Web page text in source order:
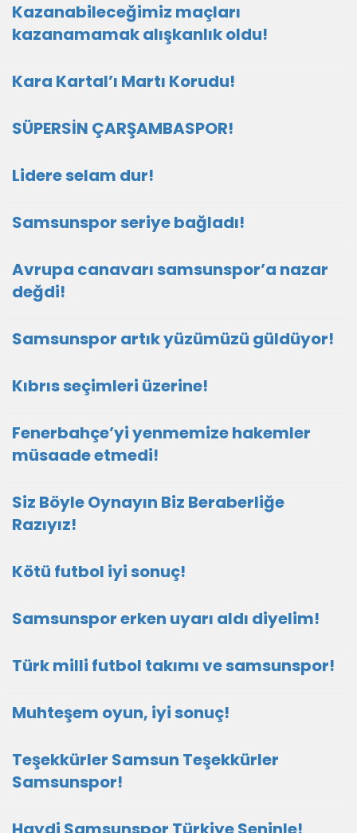
Kazanabileceğimiz maçları
kazanamamak alışkanlık oldu!
Kara Kartal’ı Martı Korudu!
SÜPERSİN ÇARŞAMBASPOR!
Lidere selam dur!
Samsunspor seriye bağladı!
Avrupa canavarı samsunspor’a nazar
değdi!
Samsunspor artık yüzümüzü güldüyor!
Kıbrıs seçimleri üzerine!
Fenerbahçe’yi yenmemize hakemler
müsaade etmedi!
Siz Böyle Oynayın Biz Beraberliğe
Razıyız!
Kötü futbol iyi sonuç!
Samsunspor erken uyarı aldı diyelim!
Türk milli futbol takımı ve samsunspor!
Muhteşem oyun, iyi sonuç!
Teşekkürler Samsun Teşekkürler
Samsunspor!